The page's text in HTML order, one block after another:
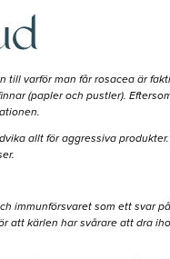
till varför man får rosacea är
(papler och pustler).
allt för aggressiva
immunförsvaret som ett svar
att kärlen har svårare att dra